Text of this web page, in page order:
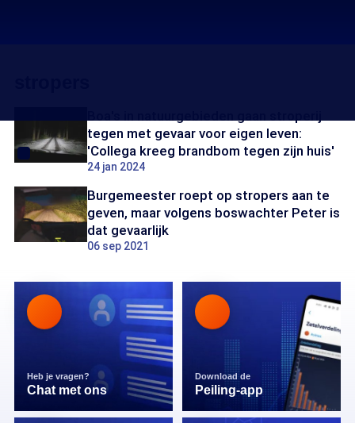
tegen met gevaar voor eigen leven:
'Collega kreeg brandbom tegen zijn huis'
24 jan 2024
Burgemeester roept op stropers aan te
geven, maar volgens boswachter Peter is
dat gevaarlijk
06 sep 2021
Heb je vragen?
Chat met ons
Download de
Peiling-app